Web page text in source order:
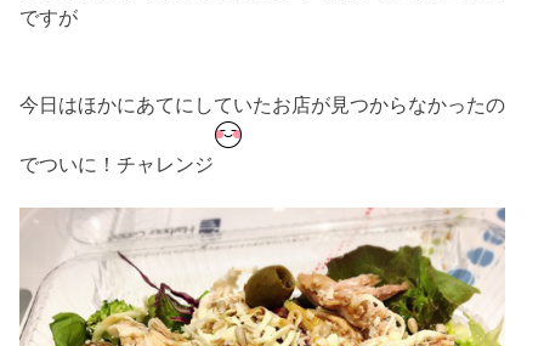
ですが
今日はほかにあてにしていたお店が見つからなかったの
でついに！チャレンジ